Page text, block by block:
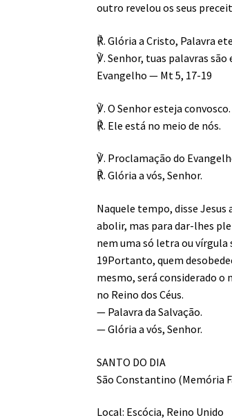
outro revelou os seus
℟. Glória a Cristo, Palavra
℣. Senhor, tuas palavras são
Evangelho — Mt 5, 17-19
℣. O Senhor esteja convosco.
℟. Ele está no meio de nós.
℣. Proclamação do
℟. Glória a vós, Senhor.
Naquele tempo, disse Jesus
abolir, mas para dar-lhes
nem uma só letra ou vírgula
19Portanto, quem
mesmo, será considerado o
no Reino dos Céus.
— Palavra da Salvação.
— Glória a vós, Senhor.
SANTO DO DIA
São Constantino (Memória
Local: Escócia, Reino Unido